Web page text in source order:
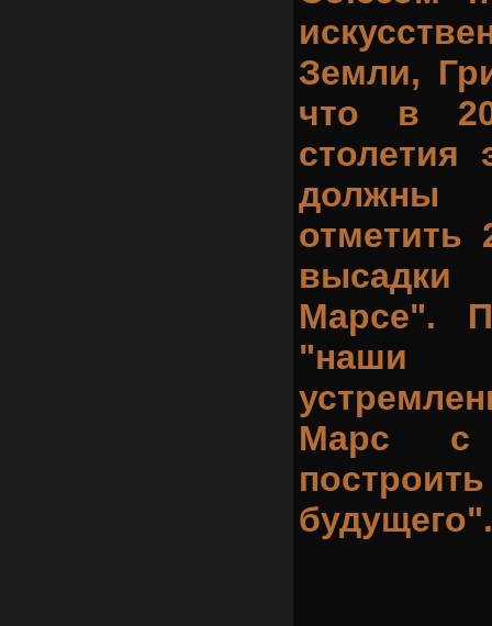
Земли,
что в
должны
отметить
Марсе".
Марс с
будущего".